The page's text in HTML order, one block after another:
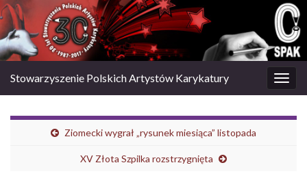
Stowarzyszenie Polskich Artystów Karykatury
Ziomecki wygrał „rysunek miesiąca” listopada
XV Złota Szpilka rozstrzygnięta